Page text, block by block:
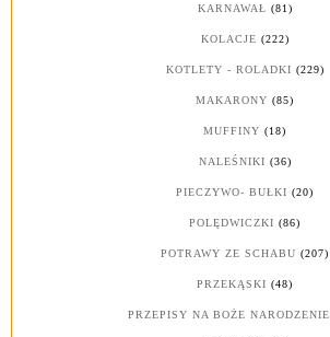
KARNAWAŁ (81)
KOLACJE (222)
KOTLETY - ROLADKI (229)
MAKARONY (85)
MUFFINY (18)
NALEŚNIKI (36)
PIECZYWO- BUŁKI (20)
POLĘDWICZKI (86)
POTRAWY ZE SCHABU (207)
PRZEKĄSKI (48)
PRZEPISY NA BOŻE NARODZENIE